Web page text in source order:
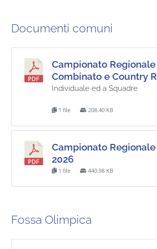
Documenti comuni
Campionato
Combinato e Country
Individuale ed a Squadre
1 file 208.40 KB
Campionato Regionale
2026
1 file 440.98 KB
Fossa Olimpica